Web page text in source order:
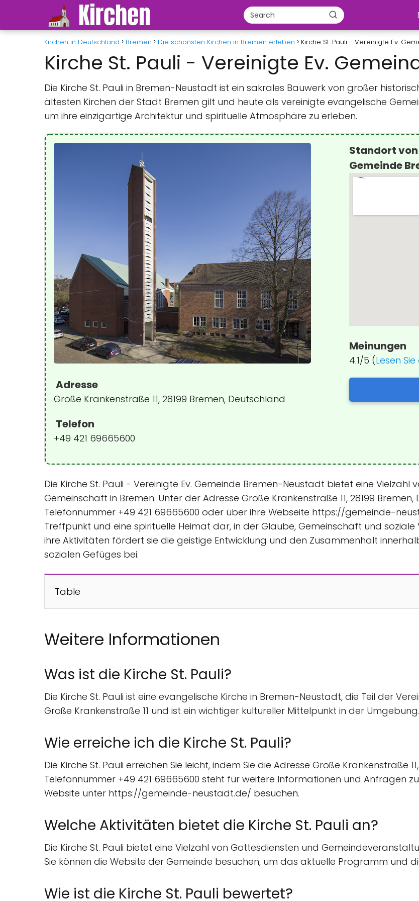
Kirchen in Deutschland Bremen Die schönsten Kirchen in Bremen erleben Kirche St. Pauli - Vereinigte Ev.
Kirche St. Pauli - Vereinigte Ev.
Die Kirche St. Pauli in Bremen-Neustadt ist ein sakrales Bauwerk von großer
ältesten Kirchen der Stadt Bremen gilt und heute als vereinigte evangelische
um ihre einzigartige Architektur und spirituelle Atmosphäre zu erleben.
Adresse
Große Krankenstraße 11, 28199 Bremen, Deutschland
Telefon
+49 421 69665600
Standort von
Gemeinde
Meinungen
4.1/5 (Lesen
Die Kirche St. Pauli - Vereinigte Ev. Gemeinde Bremen-Neustadt bietet eine Vielzahl
Gemeinschaft in Bremen. Unter der Adresse Große Krankenstraße 11, 28199
Telefonnummer +49 421 69665600 oder über ihre Webseite https://gemeinde-
Treffpunkt und eine spirituelle Heimat dar, in der Glaube, Gemeinschaft und
ihre Aktivitäten fördert sie die geistige Entwicklung und den Zusammenhalt
sozialen Gefüges bei.
Table
Weitere Informationen
Was ist die Kirche St. Pauli?
Die Kirche St. Pauli ist eine evangelische Kirche in Bremen-Neustadt, die Teil der
Große Krankenstraße 11 und ist ein wichtiger kultureller Mittelpunkt in der Umgebung.
Wie erreiche ich die Kirche St. Pauli?
Die Kirche St. Pauli erreichen Sie leicht, indem Sie die Adresse Große Krankenstraße
Telefonnummer +49 421 69665600 steht für weitere Informationen und Anfragen
Website unter https://gemeinde-neustadt.de/ besuchen.
Welche Aktivitäten bietet die Kirche St. Pauli an?
Die Kirche St. Pauli bietet eine Vielzahl von Gottesdiensten und
Sie können die Website der Gemeinde besuchen, um das aktuelle Programm und
Wie ist die Kirche St. Pauli bewertet?